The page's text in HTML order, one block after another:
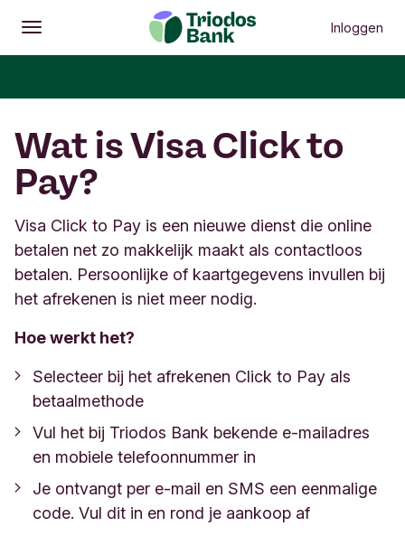
Openen
Hoofdmenu Inloggen
Wat is Visa Click to
Pay?
Visa Click to Pay is een nieuwe dienst die online
betalen net zo makkelijk maakt als contactloos
betalen. Persoonlijke of kaartgegevens invullen bij
het afrekenen is niet meer nodig.
Hoe werkt het?
Selecteer bij het afrekenen Click to Pay als
betaalmethode
Vul het bij Triodos Bank bekende e-mailadres
en mobiele telefoonnummer in
Je ontvangt per e-mail en SMS een eenmalige
code. Vul dit in en rond je aankoop af